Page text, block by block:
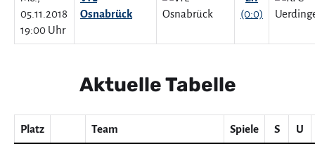
05.11.2018
19:00 Uhr
Osnabrück
(0:0)
Aktuelle Tabelle
Platz Team Spiele S U